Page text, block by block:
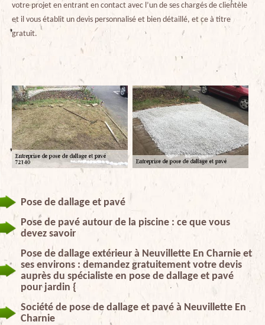
votre projet en entrant en contact avec l’un de ses chargés de clientèle
et il vous établit un devis personnalisé et bien détaillé, et ce à titre
gratuit.
Pose de dallage et pavé
Pose de pavé autour de la piscine : ce que vous
devez savoir
Pose de dallage extérieur à Neuvillette En Charnie et
ses environs : demandez gratuitement votre devis
auprès du spécialiste en pose de dallage et pavé
pour jardin {
Société de pose de dallage et pavé à Neuvillette En
Charnie